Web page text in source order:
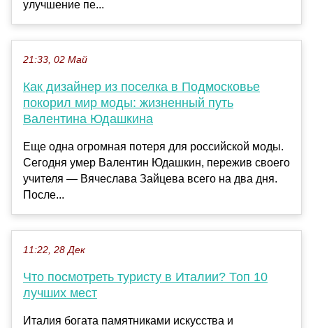
улучшение пе...
21:33, 02 Май
Как дизайнер из поселка в Подмосковье
покорил мир моды: жизненный путь
Валентина Юдашкина
Еще одна огромная потеря для российской моды.
Сегодня умер Валентин Юдашкин, пережив своего
учителя — Вячеслава Зайцева всего на два дня.
После...
11:22, 28 Дек
Что посмотреть туристу в Италии? Топ 10
лучших мест
Италия богата памятниками искусства и